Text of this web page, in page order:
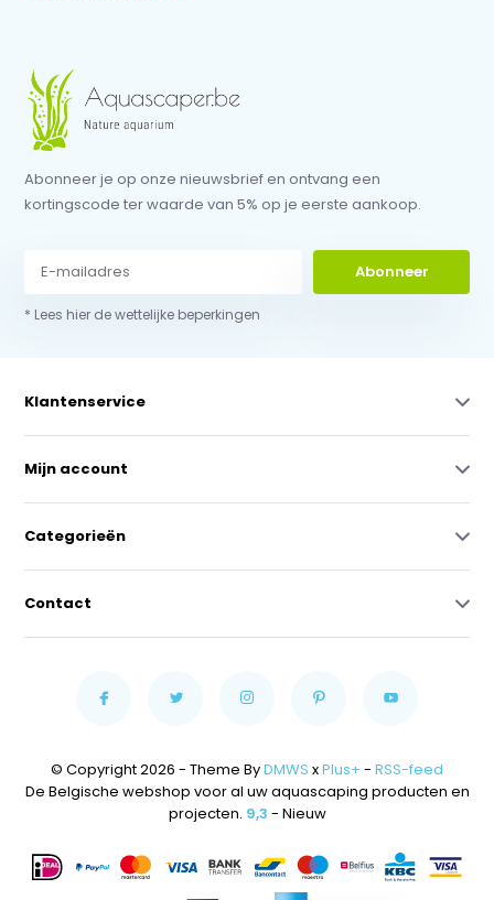
Abonneer je op onze nieuwsbrief en ontvang een
kortingscode ter waarde van 5% op je eerste aankoop.
Abonneer
* Lees hier de wettelijke beperkingen
Klantenservice
Mijn account
Categorieën
Contact
© Copyright 2026 - Theme ByDMWS xPlus+ - RSS-feed
De Belgische webshop voor al uw aquascaping producten en
projecten. 9,3 - Nieuw